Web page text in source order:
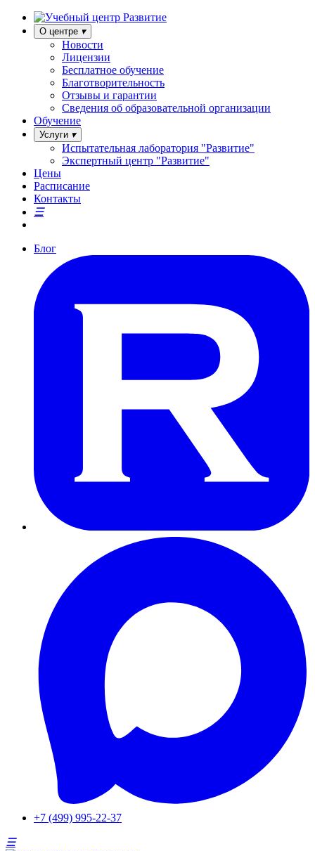
О центре
Новости
Лицензии
Бесплатное обучение
Благотворительность
Отзывы и гарантии
Сведения об образовательной организации
Обучение
Услуги
Испытательная лаборатория "Развитие"
Экспертный центр "Развитие"
Цены
Расписание
Контакты
Блог
+7 (499) 995-22-37